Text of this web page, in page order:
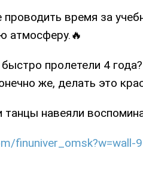
проводить время за
атмосферу.🔥
пролетели 4
же, делать это
навеяли
finuniver_omsk?w=wall-